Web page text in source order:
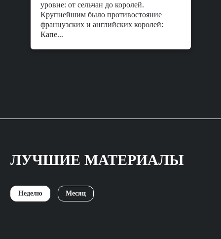
уровне: от сельчан до королей.
Крупнейшим было противостояние
французских и английских королей:
Капе...
ЛУЧШИЕ МАТЕРИАЛЫ
Неделю Месяц